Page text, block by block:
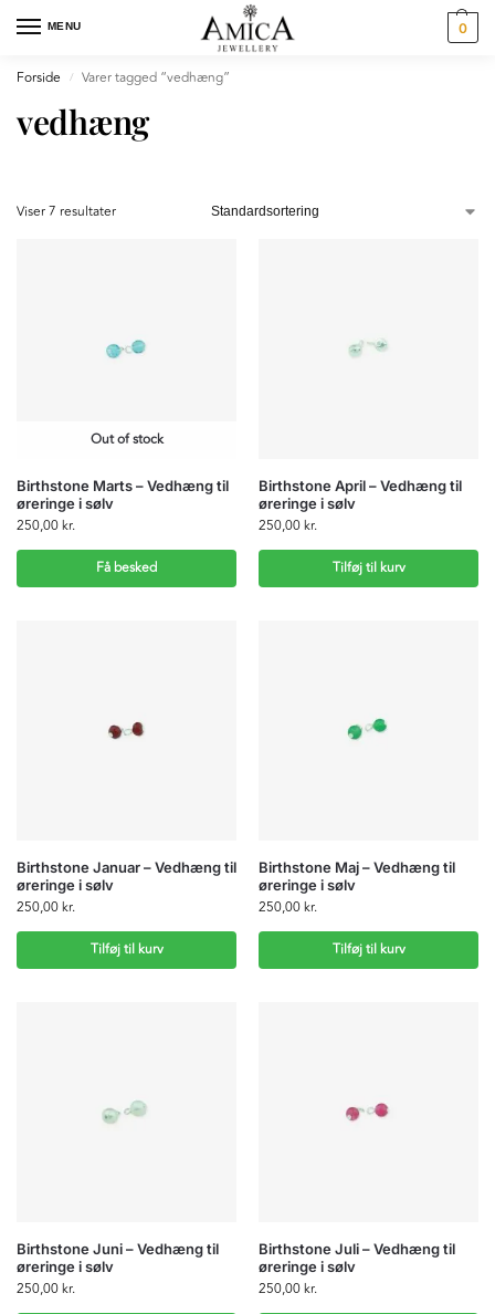
MENU 0
Forside / Varer tagged “vedhæng”
vedhæng
Viser 7 resultater
Out of stock
Birthstone Marts – Vedhæng til
øreringe i sølv
250,00kr.
Få besked
Birthstone April – Vedhæng til
øreringe i sølv
250,00kr.
Tilføj til kurv
Birthstone Januar – Vedhæng til
øreringe i sølv
250,00kr.
Tilføj til kurv
Birthstone Maj – Vedhæng til
øreringe i sølv
250,00kr.
Tilføj til kurv
Birthstone Juni – Vedhæng til
øreringe i sølv
250,00kr.
Birthstone Juli – Vedhæng til
øreringe i sølv
250,00kr.